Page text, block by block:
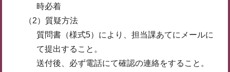
時必着
（2）質疑方法
質問書（様式5）により、担当課あてにメールに
て提出すること。
送付後、必ず電話にて確認の連絡をすること。